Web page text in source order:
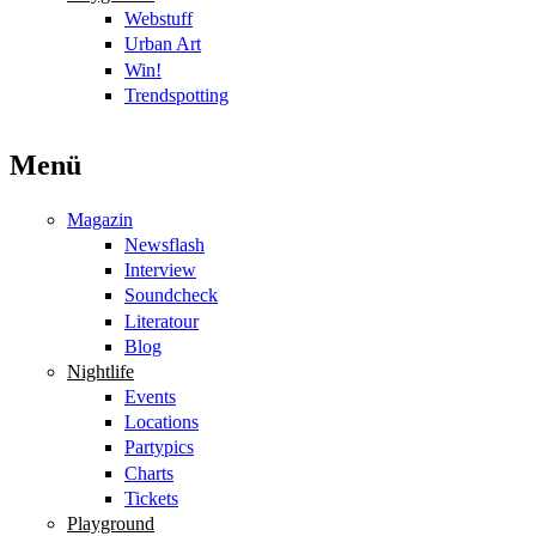
Webstuff
Urban Art
Win!
Trendspotting
Menü
Magazin
Newsflash
Interview
Soundcheck
Literatour
Blog
Nightlife
Events
Locations
Partypics
Charts
Tickets
Playground